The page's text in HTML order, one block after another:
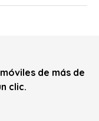
de más de
clic.